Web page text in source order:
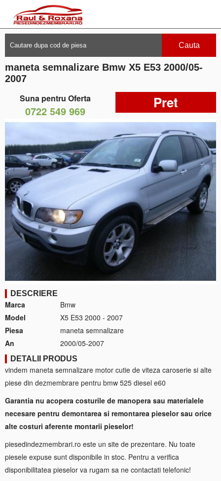
Cauta
maneta semnalizare Bmw X5 E53 2000/05-
2007
Suna pentru Oferta
0722 549 969 Pret
DESCRIERE
Marca
Bmw
Model
X5 E53 2000 - 2007
Piesa
maneta semnalizare
An
2000/05-2007
DETALII PRODUS
vindem maneta semnalizare motor cutie de viteza caroserie si alte
piese din dezmembrare pentru bmw 525 diesel e60
Garantia nu acopera costurile de manopera sau materialele
necesare pentru demontarea si remontarea pieselor sau orice
alte costuri aferente montarii pieselor!
piesedindezmembrari.ro este un site de prezentare. Nu toate
piesele expuse sunt disponibile in stoc. Pentru a verifica
disponibilitatea pieselor va rugam sa ne contactati telefonic!